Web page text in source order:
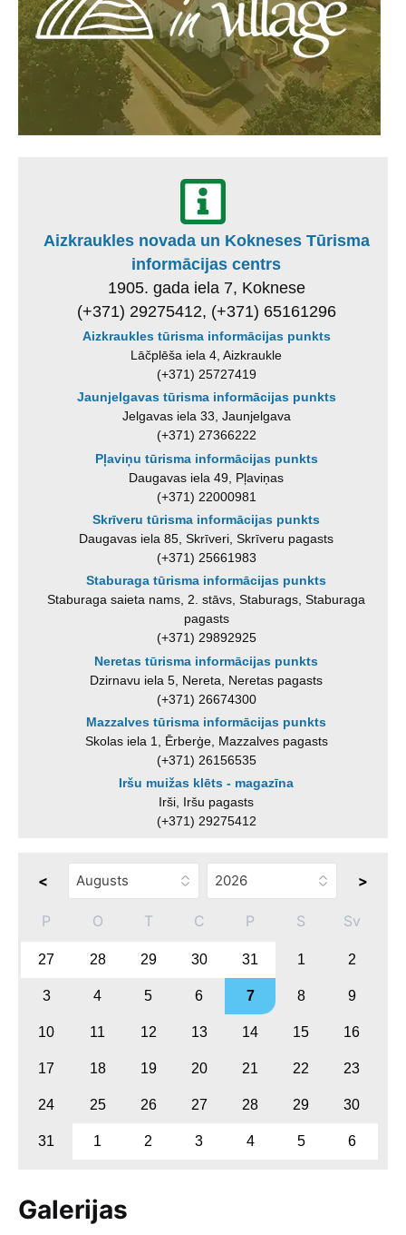
Aizkraukles novada un Kokneses Tūrisma
informācijas centrs
1905. gada iela 7, Koknese
(+371) 29275412, (+371) 65161296
Aizkraukles tūrisma informācijas punkts
Lāčplēša iela 4, Aizkraukle
(+371) 25727419
Jaunjelgavas tūrisma informācijas punkts
Jelgavas iela 33, Jaunjelgava
(+371) 27366222
Pļaviņu tūrisma informācijas punkts
Daugavas iela 49, Pļaviņas
(+371) 22000981
Skrīveru tūrisma informācijas punkts
Daugavas iela 85, Skrīveri, Skrīveru pagasts
(+371) 25661983
Staburaga tūrisma informācijas punkts
Staburaga saieta nams, 2. stāvs, Staburags, Staburaga
pagasts
(+371) 29892925
Neretas tūrisma informācijas punkts
Dzirnavu iela 5, Nereta, Neretas pagasts
(+371) 26674300
Mazzalves tūrisma informācijas punkts
Skolas iela 1, Ērberģe, Mazzalves pagasts
(+371) 26156535
Iršu muižas klēts - magazīna
Irši, Iršu pagasts
(+371) 29275412
< >
P O T C P S Sv
27 28 29 30 31 1 2
3 4 5 6 7 8 9
10 11 12 13 14 15 16
17 18 19 20 21 22 23
24 25 26 27 28 29 30
31 1 2 3 4 5 6
Galerijas